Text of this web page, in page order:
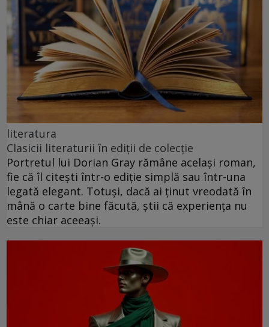
literatura
Clasicii literaturii în ediții de colecție
Portretul lui Dorian Gray rămâne același roman,
fie că îl citești într-o ediție simplă sau într-una
legată elegant. Totuși, dacă ai ținut vreodată în
mână o carte bine făcută, știi că experiența nu
este chiar aceeași.